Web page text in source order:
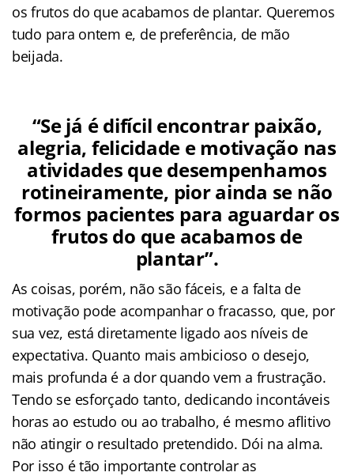
os frutos do que acabamos de plantar. Queremos
tudo para ontem e, de preferência, de mão
beijada.
“Se já é difícil encontrar paixão,
alegria, felicidade e motivação nas
atividades que desempenhamos
rotineiramente, pior ainda se não
formos pacientes para aguardar os
frutos do que acabamos de
plantar”.
As coisas, porém, não são fáceis, e a falta de
motivação pode acompanhar o fracasso, que, por
sua vez, está diretamente ligado aos níveis de
expectativa. Quanto mais ambicioso o desejo,
mais profunda é a dor quando vem a frustração.
Tendo se esforçado tanto, dedicando incontáveis
horas ao estudo ou ao trabalho, é mesmo aflitivo
não atingir o resultado pretendido. Dói na alma.
Por isso é tão importante controlar as